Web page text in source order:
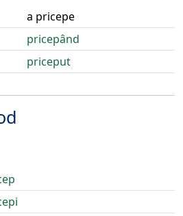
a pricepe
pricepând
priceput